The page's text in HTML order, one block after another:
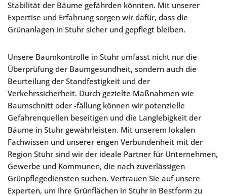
Stabilität der Bäume gefährden könnten. Mit unserer
Expertise und Erfahrung sorgen wir dafür, dass die
Grünanlagen in Stuhr sicher und gepflegt bleiben.
Unsere Baumkontrolle in Stuhr umfasst nicht nur die
Überprüfung der Baumgesundheit, sondern auch die
Beurteilung der Standfestigkeit und der
Verkehrssicherheit. Durch gezielte Maßnahmen wie
Baumschnitt oder -fällung können wir potenzielle
Gefahrenquellen beseitigen und die Langlebigkeit der
Bäume in Stuhr gewährleisten. Mit unserem lokalen
Fachwissen und unserer engen Verbundenheit mit der
Region Stuhr sind wir der ideale Partner für Unternehmen,
Gewerbe und Kommunen, die nach zuverlässigen
Grünpflegediensten suchen. Vertrauen Sie auf unsere
Experten, um Ihre Grünflächen in Stuhr in Bestform zu